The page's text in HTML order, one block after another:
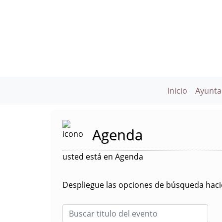
Inicio
Agenda
usted está en Agenda
Despliegue las opciones de búsqueda